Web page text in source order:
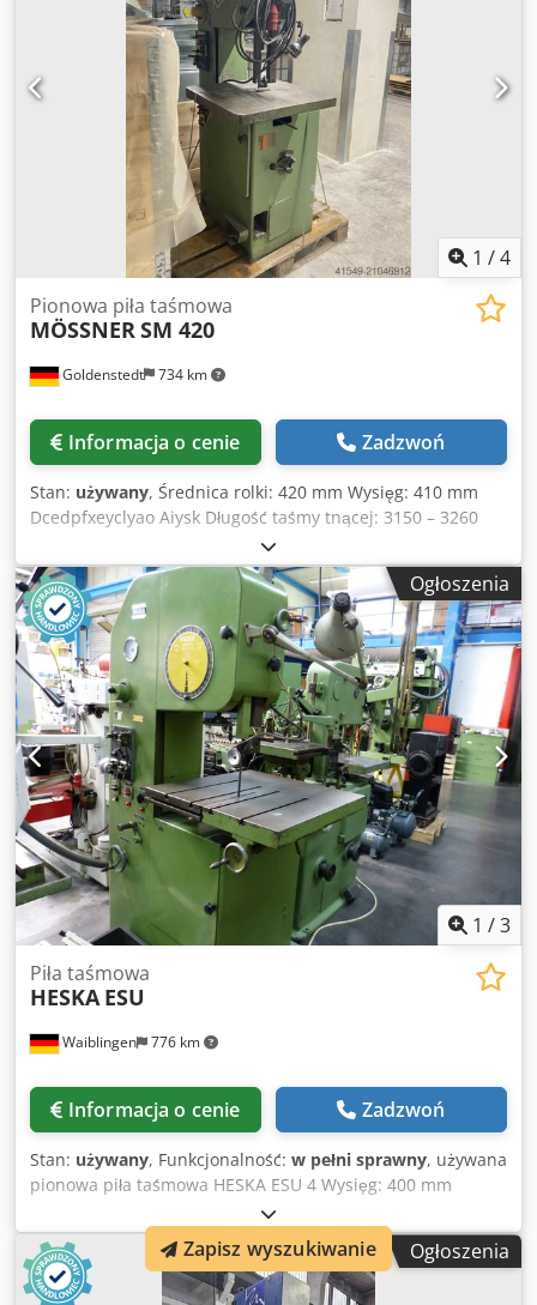
1 /4
Goldenstedt 734 km
Pionowa piła taśmowa
MÖSSNERSM 420
Informacja o cenie Zadzwoń
Stan: używany, Średnica rolki: 420 mm Wysięg: 410 mm
Dcedpfxeyclyao Aiysk Długość taśmy tnącej: 3150 – 3260
mm Szerokość taśmy tnącej: 3–16 mm Waga ok. 600 kg z
doczołową zgrzewarką IDEAL BSO-16 Instrukcja obsługi
dostępna
Ogłoszenia
1 /3
Waiblingen 776 km
Piła taśmowa
HESKA ESU
Informacja o cenie Zadzwoń
Stan: używany, Funkcjonalność: w pełni sprawny, używana
pionowa piła taśmowa HESKA ESU 4 Wysięg: 400 mm
Rozmiar stołu: 650 x 650 mm Długość taśmy maks.: 3400
mm Długość taśmy min.: 3200 mm Dcodpozb Ircefx Aiyek W
zestawie: urządzenie do zgrzewania taśmy IDEAL, z
silnikiem szlifierskim i lampą maszynową Czas dostawy: z
Ogłoszenia
Zapisz wyszukiwanie